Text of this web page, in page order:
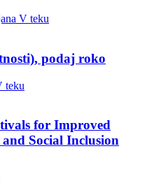
V teku
podaj roko
teku
for Improved
Social Inclusion